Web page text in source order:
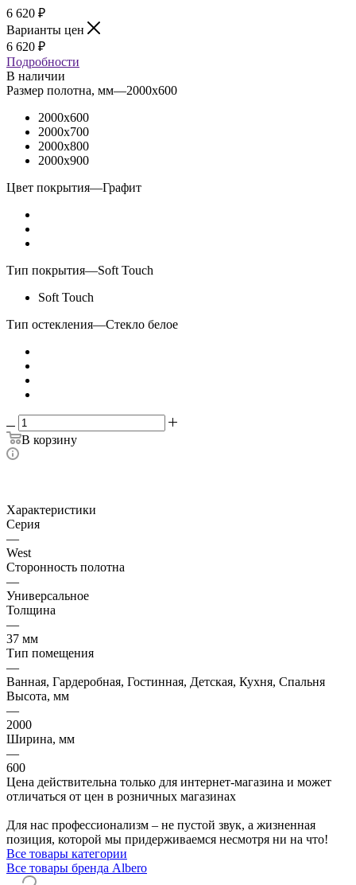
6 620 ₽
Варианты цен
6 620 ₽
Подробности
В наличии
Размер полотна, мм—2000x600
2000x600
2000x700
2000x800
2000x900
Цвет покрытия—Графит
Тип покрытия—Soft Touch
Soft Touch
Тип остекления—Стекло белое
В корзину
Характеристики
Серия
—
West
Сторонность полотна
—
Универсальное
Толщина
—
37 мм
Тип помещения
—
Ванная, Гардеробная, Гостинная, Детская, Кухня, Спальня
Высота, мм
—
2000
Ширина, мм
—
600
Цена действительна только для интернет-магазина и может
отличаться от цен в розничных магазинах
Для нас профессионализм – не пустой звук, а жизненная
позиция, которой мы придерживаемся несмотря ни на что!
Все товары категории
Все товары бренда Albero